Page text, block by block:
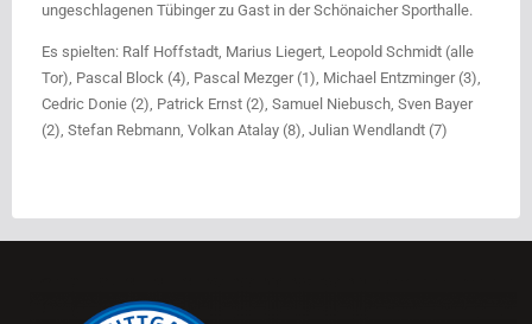
ungeschlagenen Tübinger zu Gast in der Schönaicher Sporthalle.
Es spielten: Ralf Hoffstadt, Marius Liegert, Leopold Schmidt (alle
Tor), Pascal Block (4), Pascal Mezger (1), Michael Entzminger (3),
Cedric Donie (2), Patrick Ernst (2), Samuel Niebusch, Sven Bayer
(2), Stefan Rebmann, Volkan Atalay (8), Julian Wendlandt (7)